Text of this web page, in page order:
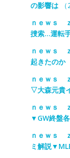
の影響は（
ｎｅｗｓ
捜索…運転
ｎｅｗｓ
起きたのか
ｎｅｗｓ
▽大森元貴
ｎｅｗｓ
▼GW終盤
ｎｅｗｓ
ミ解説